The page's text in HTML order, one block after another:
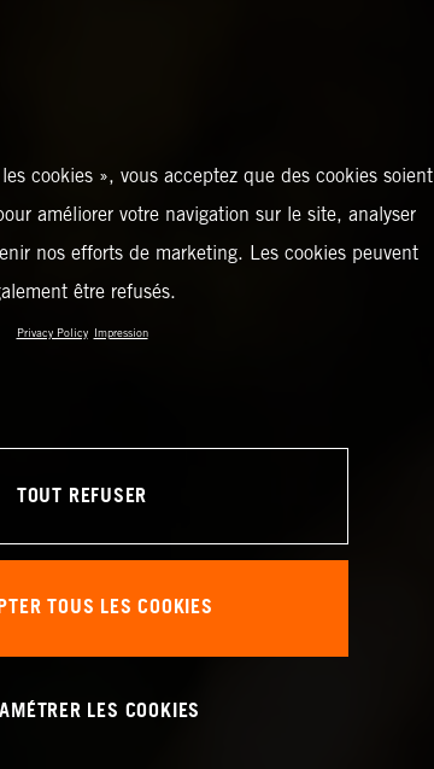
cookies », vous acceptez que des cookies soient
améliorer votre navigation sur le site, analyser
nos efforts de marketing. Les cookies peuvent
être refusés.
Privacy Policy Impression
TOUT REFUSER
TOUS LES COOKIES
LES COOKIES